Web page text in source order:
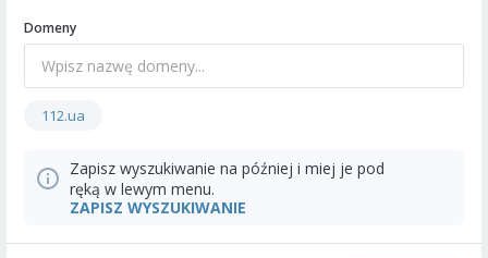
Domeny
112.ua
Zapisz wyszukiwanie na później i miej je pod
ręką w lewym menu.
ZAPISZ WYSZUKIWANIE